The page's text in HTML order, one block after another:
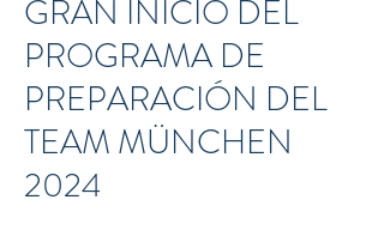
GRAN INICIO DEL
PROGRAMA DE
PREPARACIÓN DEL
TEAM MÜNCHEN
2024